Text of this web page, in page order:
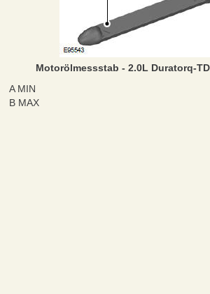
Motorölmessstab - 2.0L Duratorq-
A MIN
B MAX